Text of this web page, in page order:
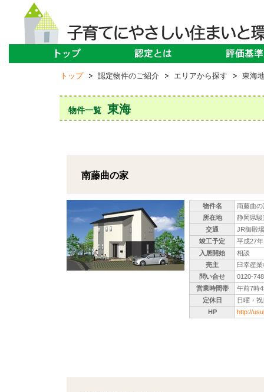
トップ 認定物件のご紹介 エリアから探す 東海
物件一覧 東海
南藤曲の家
物件名
南藤曲の
所在地
静岡県
交通
JR御殿
竣工予定
平成27
入居開始
相談
売主
臼幸産
問い合せ
0120-
営業時間帯
午前7時
定休日
日曜・
HP
http://